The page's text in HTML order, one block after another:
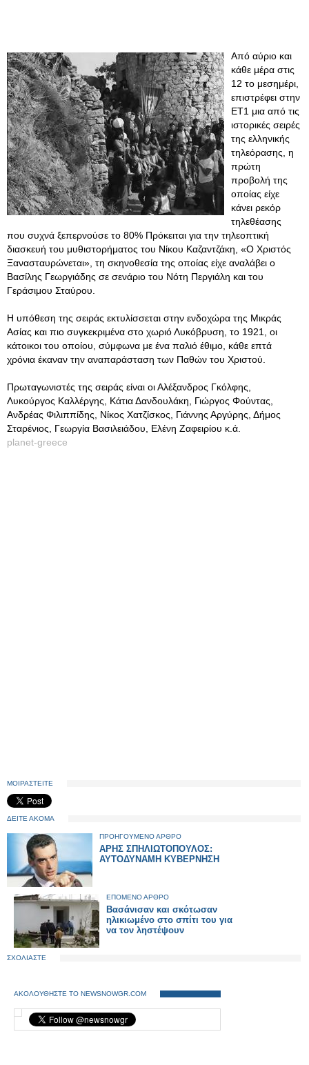
Από αύριο και
κάθε μέρα στις
12 το μεσημέρι,
επιστρέφει στην
ΕΤ1 μια από τις
ιστορικές σειρές
της ελληνικής
τηλεόρασης, η
πρώτη
προβολή της
οποίας είχε
κάνει ρεκόρ
τηλεθέασης
που συχνά ξεπερνούσε το 80% Πρόκειται για την τηλεοπτική
διασκευή του μυθιστορήματος του Νίκου Καζαντζάκη, «Ο Χριστός
Ξανασταυρώνεται», τη σκηνοθεσία της οποίας είχε αναλάβει ο
Βασίλης Γεωργιάδης σε σενάριο του Νότη Περγιάλη και του
Γεράσιμου Σταύρου.
Η υπόθεση της σειράς εκτυλίσσεται στην ενδοχώρα της Μικράς
Ασίας και πιο συγκεκριμένα στο χωριό Λυκόβρυση, το 1921, οι
κάτοικοι του οποίου, σύμφωνα με ένα παλιό έθιμο, κάθε επτά
χρόνια έκαναν την αναπαράσταση των Παθών του Χριστού.
Πρωταγωνιστές της σειράς είναι οι Αλέξανδρος Γκόλφης,
Λυκούργος Καλλέργης, Κάτια Δανδουλάκη, Γιώργος Φούντας,
Ανδρέας Φιλιππίδης, Νίκος Χατζίσκος, Γιάννης Αργύρης, Δήμος
Σταρένιος, Γεωργία Βασιλειάδου, Ελένη Ζαφειρίου κ.ά.
planet-greece
ΜΟΙΡΑΣΤΕΙΤΕ
ΔΕΙΤΕ ΑΚΟΜΑ
ΠΡΟΗΓΟΥΜΕΝΟ ΑΡΘΡΟ
ΑΡΗΣ ΣΠΗΛΙΩΤΟΠΟΥΛΟΣ:
AYTOΔΥΝΑΜΗ ΚΥΒΕΡΝΗΣΗ
ΕΠΟΜΕΝΟ ΑΡΘΡΟ
Βασάνισαν και σκότωσαν
ηλικιωμένο στο σπίτι του για
να τον ληστέψουν
ΣΧΟΛΙΑΣΤΕ
ΑΚΟΛΟΥΘΗΣΤΕ ΤΟ NEWSNOWGR.COM